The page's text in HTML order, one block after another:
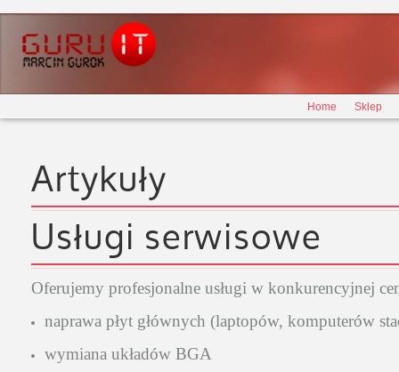
Home Sklep
Artykuły
Usługi serwisowe
Oferujemy profesjonalne usługi w konkurencyjnej
naprawa płyt głównych (laptopów, komputerów
wymiana układów BGA